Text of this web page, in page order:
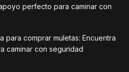
perfecto para caminar con
para comprar muletas: Encuentra
caminar con seguridad